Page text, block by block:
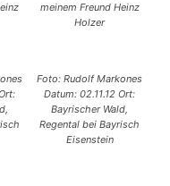
meinem Freund Heinz
Holzer
Foto: Rudolf Markones
Datum: 02.11.12 Ort:
Bayrischer Wald,
Regental bei Bayrisch
Eisenstein